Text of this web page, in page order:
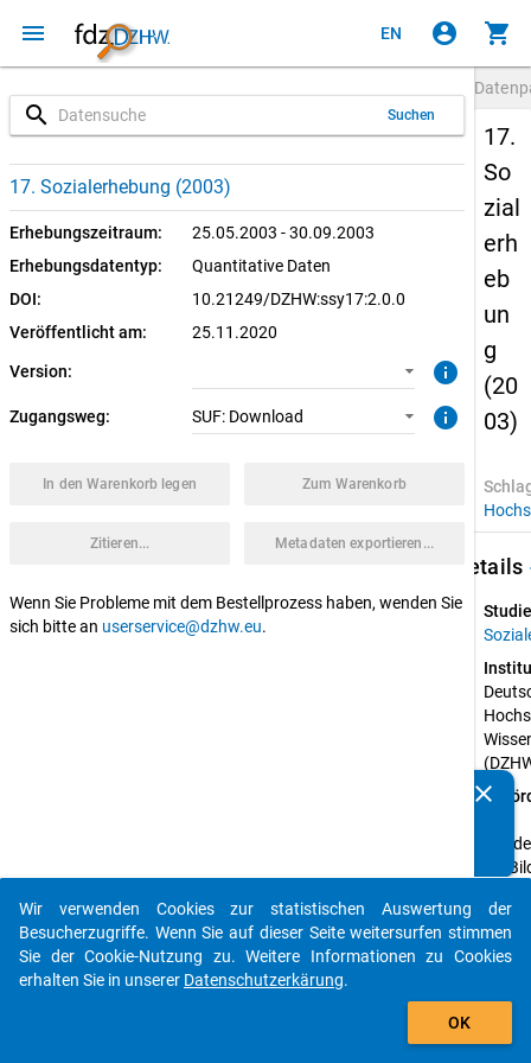
menu EN account_circle shopping_cart
search Suchen
17. Sozialerhebung (2003)
Erhebungszeitraum:
25.05.2003 - 30.09.2003
Erhebungsdatentyp:
Quantitative Daten
DOI:
10.21249/DZHW:ssy17:2.0.0
Veröffentlicht am:
25.11.2020
Version:
2.0.0 (aktuell)
1.0.0
info
Zugangsweg: SUF: Download
SUF: Download
info
In den Warenkorb legen Zum Warenkorb
Zitieren... Metadaten exportieren...
Wenn Sie Probleme mit dem Bestellprozess haben, wenden Sie
sich bitte an userservice@dzhw.eu.
17.
So
zial
erh
eb
un
g
(20
03)
Details
für
clear
auto_stories
add_shopping_cart
Wir verwenden Cookies zur statistischen Auswertung der
Besucherzugriffe. Wenn Sie auf dieser Seite weitersurfen stimmen
Sie der Cookie-Nutzung zu. Weitere Informationen zu Cookies
erhalten Sie in unserer Datenschutzerkärung.
OK